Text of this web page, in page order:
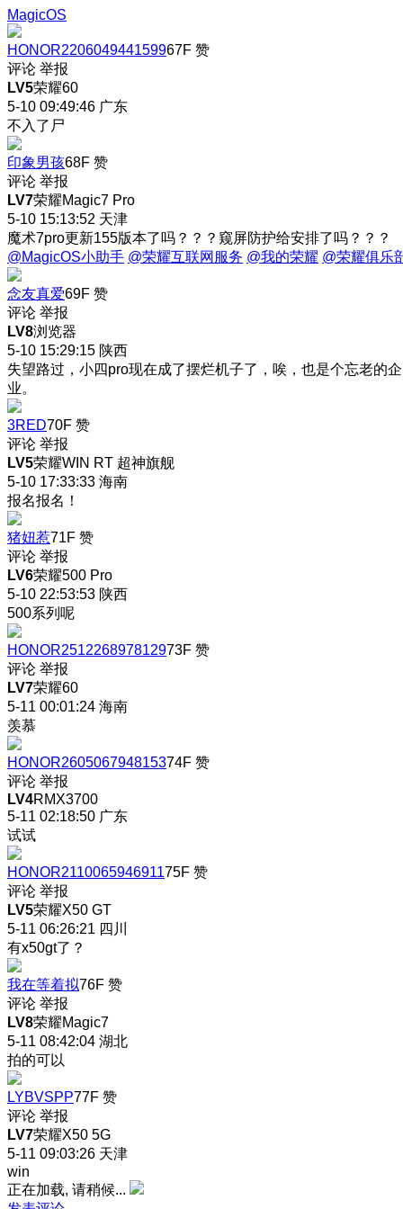
MagicOS
HONOR220604944159967F 赞
评论 举报
LV5荣耀60
5-10 09:49:46 广东
不入了尸
印象男孩68F 赞
评论 举报
LV7荣耀Magic7 Pro
5-10 15:13:52 天津
魔术7pro更新155版本了吗？？？窥屏防护给安排了吗？？？
@MagicOS小助手 @荣耀互联网服务 @我的荣耀 @荣耀俱乐
念友真爱69F 赞
评论 举报
LV8浏览器
5-10 15:29:15 陕西
失望路过，小四pro现在成了摆烂机子了，唉，也是个忘老的企
业。
3RED70F 赞
评论 举报
LV5荣耀WIN RT 超神旗舰
5-10 17:33:33 海南
报名报名！
猪妞惹71F 赞
评论 举报
LV6荣耀500 Pro
5-10 22:53:53 陕西
500系列呢
HONOR251226897812973F 赞
评论 举报
LV7荣耀60
5-11 00:01:24 海南
羡慕
HONOR260506794815374F 赞
评论 举报
LV4RMX3700
5-11 02:18:50 广东
试试
HONOR211006594691175F 赞
评论 举报
LV5荣耀X50 GT
5-11 06:26:21 四川
有x50gt了？
我在等着拟76F 赞
评论 举报
LV8荣耀Magic7
5-11 08:42:04 湖北
拍的可以
LYBVSPP77F 赞
评论 举报
LV7荣耀X50 5G
5-11 09:03:26 天津
win
正在加载, 请稍候...